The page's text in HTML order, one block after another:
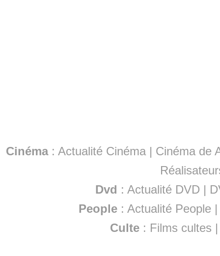
Cinéma: Actualité Cinéma | Cinéma de
Dvd : Actualité DVD |
People :Actualité People
Culte : Films cultes